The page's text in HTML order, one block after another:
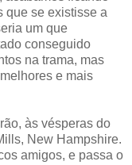
que se existisse a
um que
conseguido
na trama, mas
e mais
às vésperas do
New Hampshire.
amigos, e passa o